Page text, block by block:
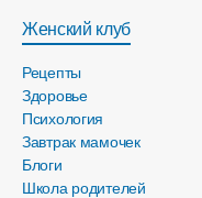
Женский клуб
Рецепты
Здоровье
Психология
Завтрак мамочек
Блоги
Школа родителей